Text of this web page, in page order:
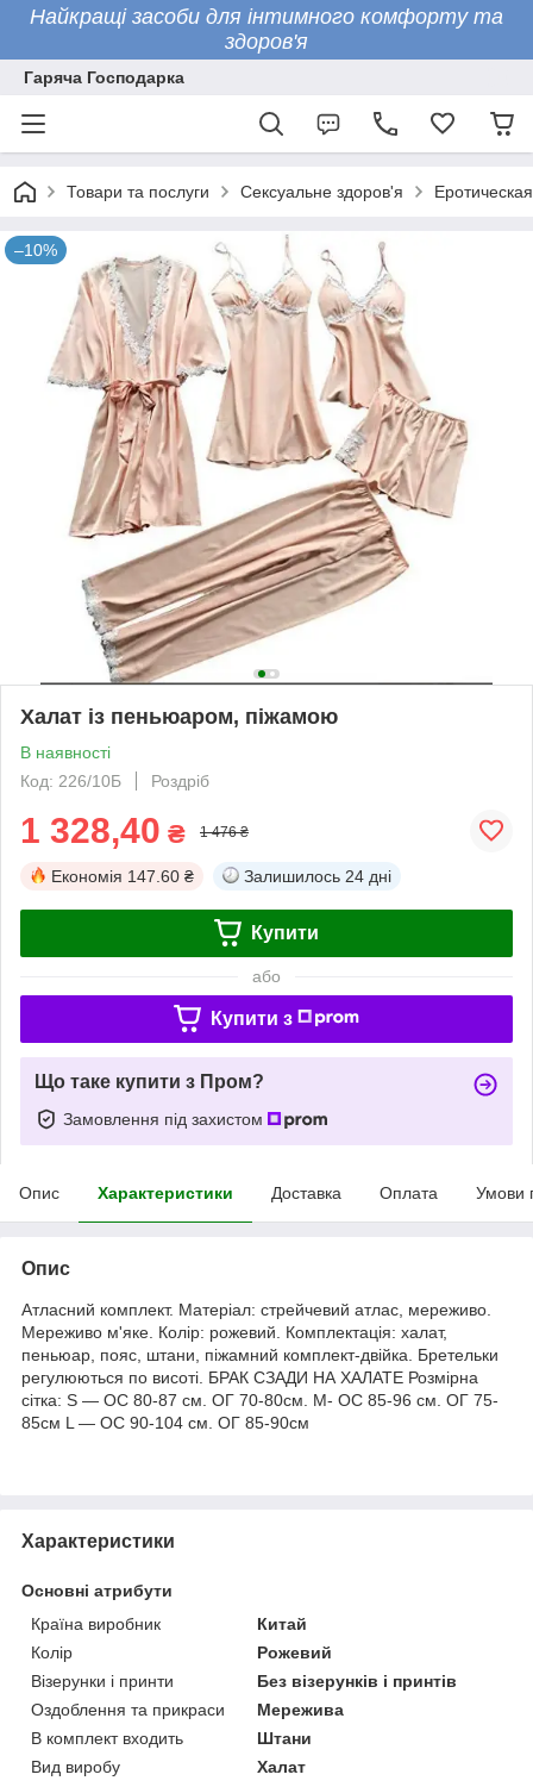
Найкращі засоби для інтимного комфорту та
здоров'я
Гаряча Господарка
Товари та послуги Сексуальне здоров'я
–10%
Халат із пеньюаром, піжамою
В наявності
Код: 226/10Б
Роздріб
1 328,40 ₴ 1 476 ₴
Економія 147.60 ₴ Залишилось 24 дні
Купити
або
Купити з
Що таке купити з Пром?
Замовлення під захистом
Опис Характеристики Доставка Оплата Умови
Опис
Атласний комплект. Матеріал: стрейчевий атлас, мереживо.
Мереживо м'яке. Колір: рожевий. Комплектація: халат,
пеньюар, пояс, штани, піжамний комплект-двійка. Бретельки
регулюються по висоті. БРАК СЗАДИ НА ХАЛАТЕ Розмірна
сітка: S — ОС 80-87 см. ОГ 70-80см. M- ОС 85-96 см. ОГ 75-
85см L — ОС 90-104 см. ОГ 85-90см
Характеристики
Основні атрибути
Країна виробник
Китай
Колір
Рожевий
Візерунки і принти
Без візерунків і принтів
Оздоблення та прикраси
Мережива
В комплект входить
Штани
Вид виробу
Халат